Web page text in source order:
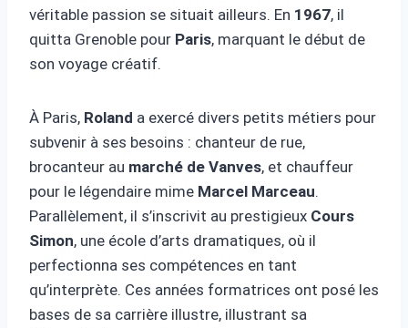
véritable passion se situait ailleurs. En 1967, il
quitta Grenoble pour Paris, marquant le début de
son voyage créatif.
À Paris, Roland a exercé divers petits métiers pour
subvenir à ses besoins : chanteur de rue,
brocanteur au marché de Vanves, et chauffeur
pour le légendaire mime Marcel Marceau.
Parallèlement, il s’inscrivit au prestigieux Cours
Simon, une école d’arts dramatiques, où il
perfectionna ses compétences en tant
qu’interprète. Ces années formatrices ont posé les
bases de sa carrière illustre, illustrant sa